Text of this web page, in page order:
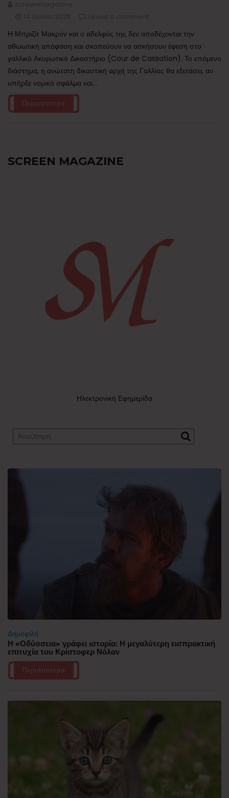
Η Μπριζίτ Μακρόν και ο αδελφός της δεν αποδέχονται την
αθωωτική απόφαση και σκοπεύουν να ασκήσουν έφεση στο
γαλλικό Ακυρωτικό Δικαστήριο (Cour de Cassation). Το επόμενο
διάστημα, η ανώτατη δικαστική αρχή της Γαλλίας θα εξετάσει, αν
υπήρξε νομικό σφάλμα και...
Περισσότερα
SCREEN MAGAZINE
Ηλεκτρονική Εφημερίδα
Δημοφιλή
Η «Οδύσσεια» γράφει ιστορία: Η μεγαλύτερη εισπρακτική
επιτυχία του Κρίστοφερ Νόλαν
Περισσότερα